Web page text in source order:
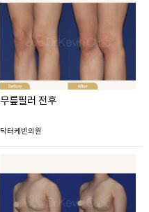
무릎필러 전후
닥터케빈의원